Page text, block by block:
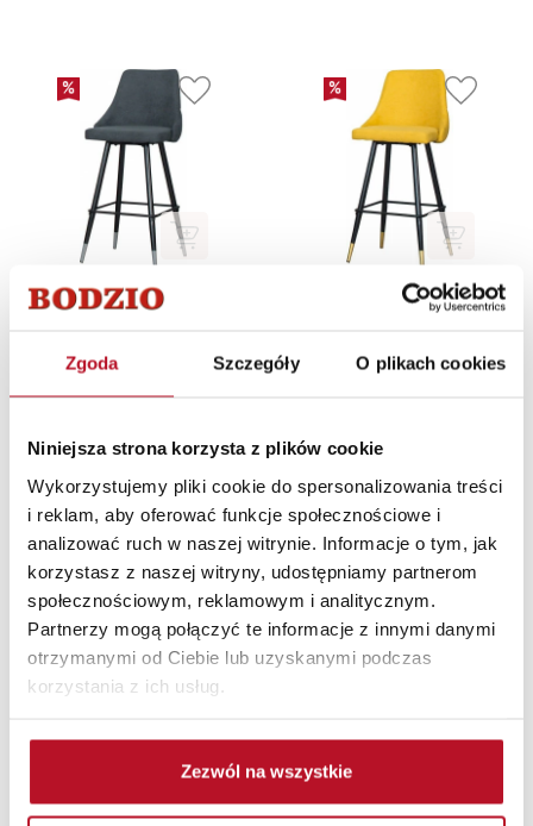
Zgoda Szczegóły O plikach cookies
Niniejsza strona korzysta z plików cookie
Wykorzystujemy pliki cookie do spersonalizowania treści
i reklam, aby oferować funkcje społecznościowe i
analizować ruch w naszej witrynie. Informacje o tym, jak
korzystasz z naszej witryny, udostępniamy partnerom
społecznościowym, reklamowym i analitycznym.
Partnerzy mogą połączyć te informacje z innymi danymi
otrzymanymi od Ciebie lub uzyskanymi podczas
korzystania z ich usług.
Zezwól na wszystkie
Krzesło-hoker
(grafit/nogi:czarno-
449.99 PLN
Krzesło-hoker
(miodowy/nogi:czarno-
449.99
Krzesło-hoker
Laurencja 6
Krzesło-hoker